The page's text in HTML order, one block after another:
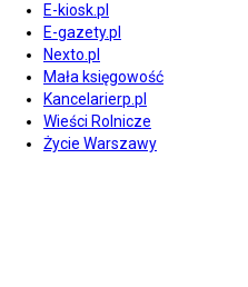
E-kiosk.pl
E-gazety.pl
Nexto.pl
Mała księgowość
Kancelarierp.pl
Wieści Rolnicze
Życie Warszawy